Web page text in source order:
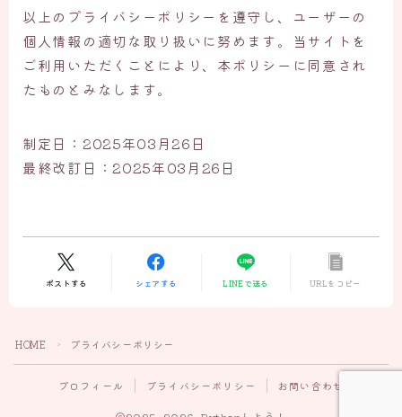
以上のプライバシーポリシーを遵守し、ユーザーの
個人情報の適切な取り扱いに努めます。当サイトを
ご利用いただくことにより、本ポリシーに同意され
たものとみなします。
制定日：2025年03月26日
最終改訂日：2025年03月26日
ポストする シェアする LINEで送る URLをコピー
HOME ＞ プライバシーポリシー
プロフィール プライバシーポリシー お問い合わせ